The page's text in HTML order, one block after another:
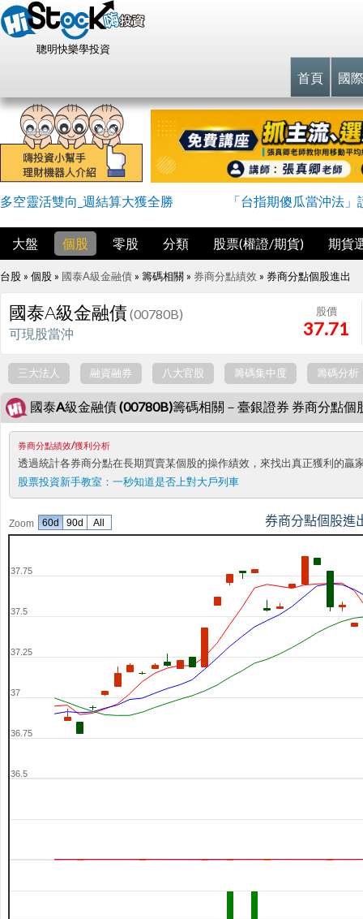
聰明快樂學投資
首頁 國
多空靈活雙向_週結算大獲全勝 「台指期傻瓜當沖法
大盤 個股 零股 分類 股票(權證/期貨) 期貨
台股 » 個股 » 國泰A級金融債 » 籌碼相關 » 券商分點績效 » 券商分點個股進出
國泰A級金融債(00780B)
可現股當沖
股價
37.71
三大法人 融資融券 八大官股 籌碼集中度 籌碼分析
國泰A級金融債 (00780B)籌碼相關－臺銀證券 券商分點個
券商分點績效/獲利分析
透過統計各券商分點在長期買賣某個股的操作績效，來找出真正獲利的
股票投資新手教室： 一秒知道是否上對大戶列車
Zoom 券商分點個股進
36.5
36.75
37
37.25
37.5
37.75
60d 90d All